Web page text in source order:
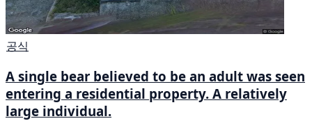
공식
A single bear believed to be an adult was seen
entering a residential property. A relatively
large individual.